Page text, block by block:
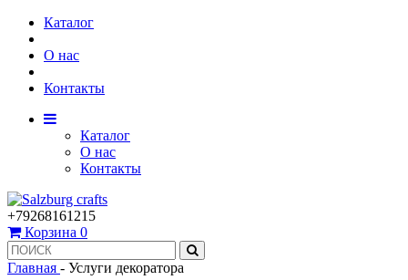
Каталог
О нас
Контакты
Каталог
О нас
Контакты
+79268161215
Корзина 0
Главная - Услуги декоратора